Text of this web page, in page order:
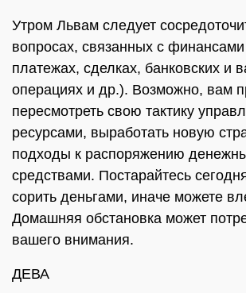
Утром Львам следует
вопросах, связанных с финансами
платежах, сделках, банковских и
операциях и др.). Возможно, вам
пересмотреть свою тактику
ресурсами, выработать новую
подходы к распоряжению
средствами. Постарайтесь
сорить деньгами, иначе можете
Домашняя обстановка может
вашего внимания.
ДЕВА